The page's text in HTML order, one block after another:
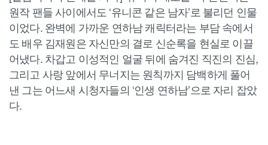
원작 팬들 사이에서도 ‘유니콘 같은 남자’로 불리던 인물
이었다. 완벽에 가까운 연하남 캐릭터라는 부담 속에서
도 배우 김재원은 자신만의 결로 신순록을 현실로 이끌
어냈다. 차갑고 이성적인 얼굴 뒤에 숨겨진 직진의 진심,
그리고 사랑 앞에서 무너지는 원칙까지 담백하게 풀어
낸 그는 어느새 시청자들의 ‘인생 연하남’으로 자리 잡았
다.